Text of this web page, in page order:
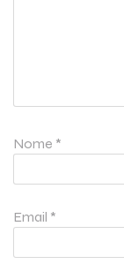
Nome *
Email *